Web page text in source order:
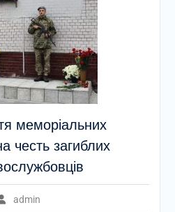
меморіальних
честь загиблих
admin